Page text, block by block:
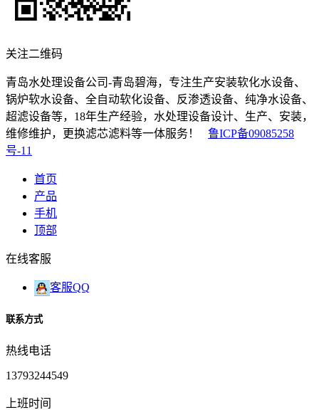
关注二维码
青岛水处理设备公司-青岛碧海，专注生产安装软化水设备、
锅炉软水设备、全自动软化设备、反渗透设备、纯净水设备、
超滤设备等，18年生产经验，水处理设备设计、生产、安装，
维修维护，更换滤芯滤料等一体服务！ 鲁ICP备09085258
号-11
首页
产品
手机
顶部
在线客服
客服QQ
联系方式
热线电话
13793244549
上班时间